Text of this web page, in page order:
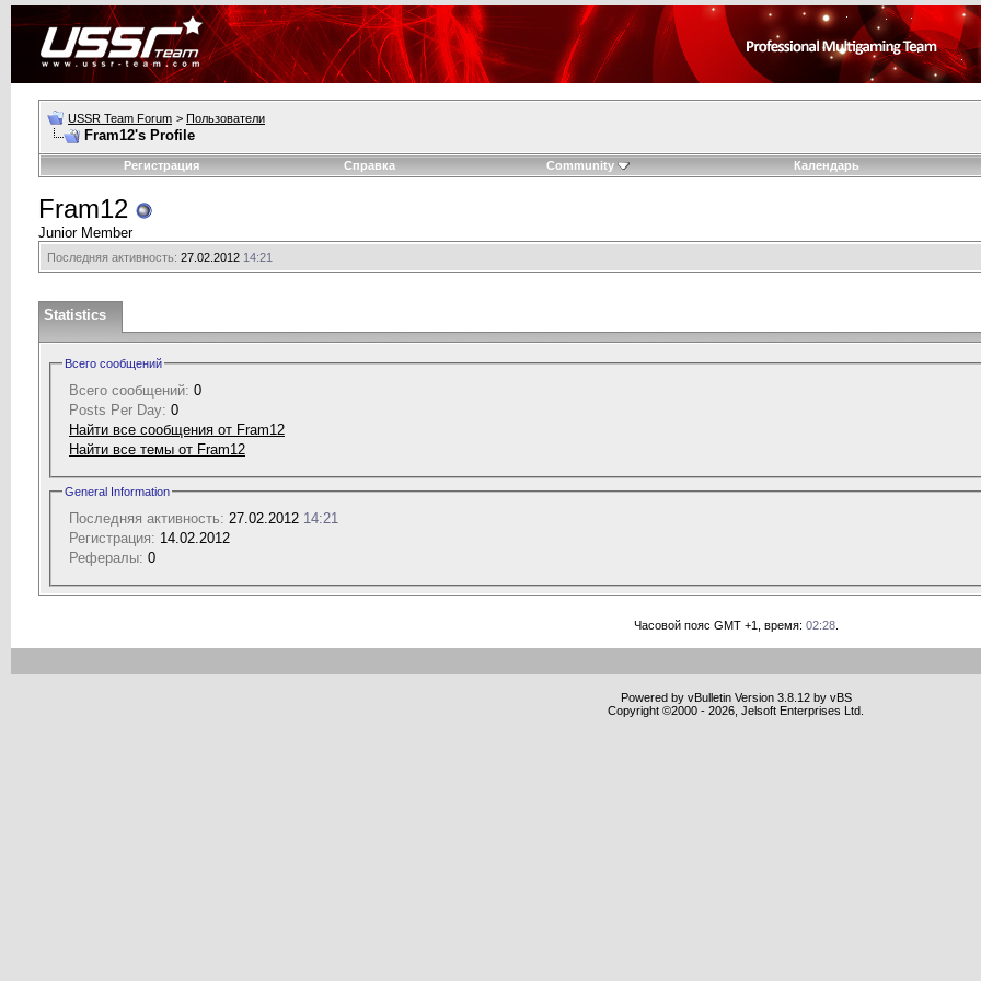
USSR Team Forum > Пользователи
Fram12's Profile
Регистрация Справка Community Календарь
Fram12
Junior Member
Последняя активность: 27.02.2012 14:21
Statistics
Всего сообщений
Всего сообщений: 0
Posts Per Day: 0
Найти все сообщения от Fram12
Найти все темы от Fram12
General Information
Последняя активность: 27.02.2012 14:21
Регистрация: 14.02.2012
Рефералы: 0
Часовой пояс GMT +1, время: 02:28.
Powered by vBulletin Version 3.8.12 by vBS
Copyright ©2000 - 2026, Jelsoft Enterprises Ltd.